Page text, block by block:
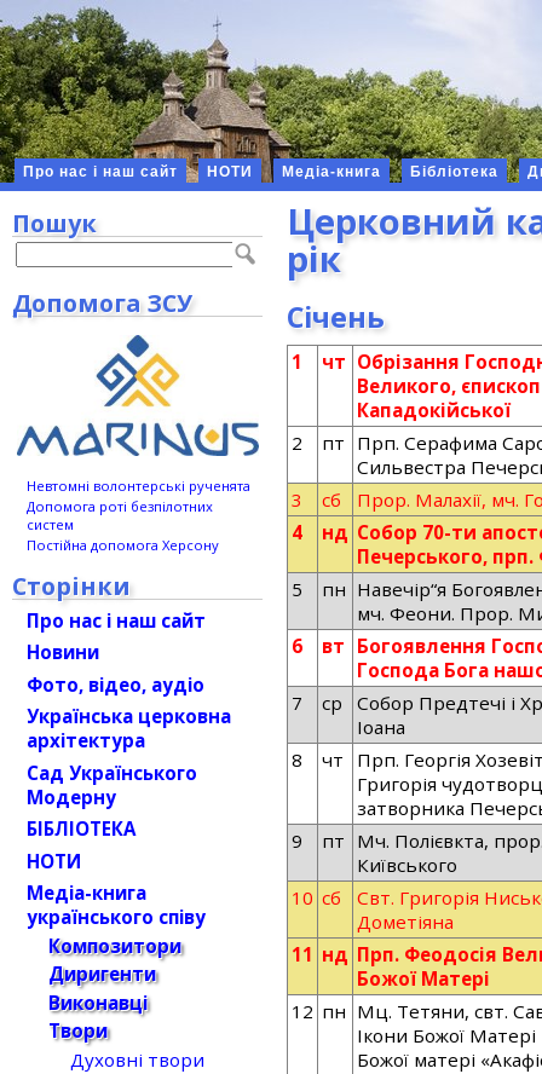
Про нас і наш сайт НОТИ Медіа-книга Бібліотека
Церковний
рік
Січень
1 чт Обрізання
Великого,
Кападокійської
2
пт Прп. Серафима
Сильвестра
3
сб
Прор. Малахії, мч.
4
нд Собор 70-ти
Печерського,
5
пн Навечір“я
мч. Феони. Прор.
6
вт Богоявлення
Господа Бога
7
ср
Собор Предтечі і
Іоана
8
чт
Прп. Георгія
Григорія
затворника
9
пт Мч. Полієвкта,
Київського
10 сб
Свт. Григорія
Дометіяна
11 нд Прп. Феодосія
Божої Матері
12 пн Мц. Тетяни, свт.
Ікони Божої
Божої матері
Пошук
Допомога ЗСУ
Невтомні волонтерські рученята
Допомога роті безпілотних
систем
Постійна допомога Херсону
Сторінки
Про нас і наш сайт
Новини
Фото, відео, аудіо
Українська церковна
архітектура
Сад Українського
Модерну
БІБЛІОТЕКА
НОТИ
Медіа-книга
українського співу
Композитори
Диригенти
Виконавці
Твори
Духовні твори